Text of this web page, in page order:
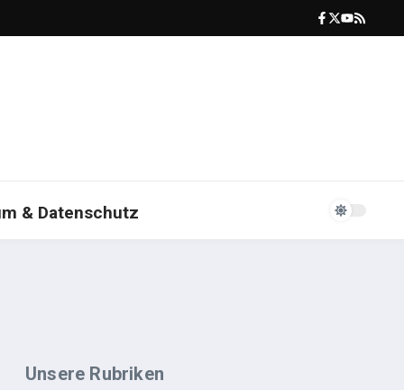
& Datenschutz
Unsere Rubriken